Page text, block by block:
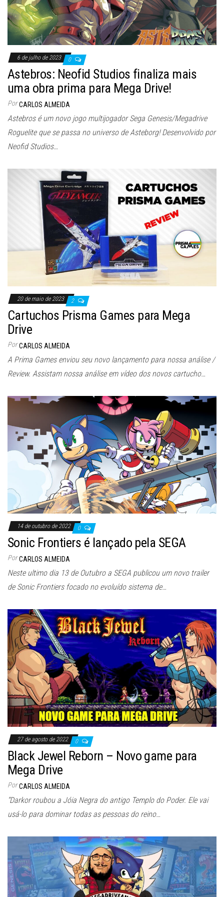
6 de julho de 2023 0
Astebros: Neofid Studios finaliza mais
uma obra prima para Mega Drive!
Por CARLOS ALMEIDA
Astebros é um novo jogo multijogador Sega Genesis/Megadrive
Roguelite que se passa no universo de Asteborg! Desenvolvido por
Neofid Studios…
20 de maio de 2023 2
Cartuchos Prisma Games para Mega
Drive
Por CARLOS ALMEIDA
A Prima Games enviou seu novo lançamento para nossa análise /
Review. Assistam nossa análise em vídeo dos novos cartucho…
14 de outubro de 2022 0
Sonic Frontiers é lançado pela SEGA
Por CARLOS ALMEIDA
Neste ultimo dia 13 de Outubro a SEGA publicou um novo trailer
de Sonic Frontiers focado no evoluído sistema de…
27 de agosto de 2022 0
Black Jewel Reborn – Novo game para
Mega Drive
Por CARLOS ALMEIDA
“Darkor roubou a Jóia Negra do antigo Templo do Poder. Ele vai
usá-lo para dominar todas as pessoas do reino…